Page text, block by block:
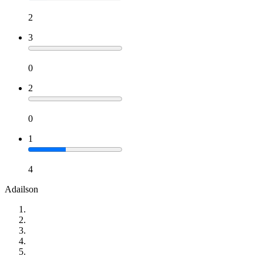
2
3
0
2
0
1
4
Adailson